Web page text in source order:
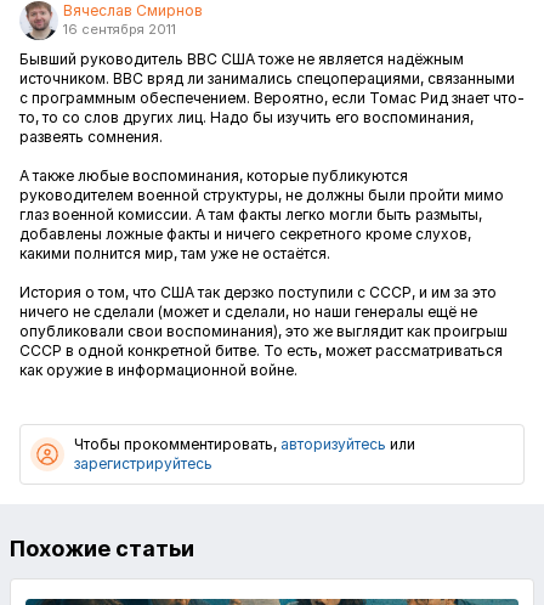
Вячеслав Смирнов
16 сентября 2011
Бывший руководитель ВВС США тоже не является надёжным
источником. ВВС вряд ли занимались спецоперациями, связанными
с программным обеспечением. Вероятно, если Томас Рид знает что-
то, то со слов других лиц. Надо бы изучить его воспоминания,
развеять сомнения.
А также любые воспоминания, которые публикуются
руководителем военной структуры, не должны были пройти мимо
глаз военной комиссии. А там факты легко могли быть размыты,
добавлены ложные факты и ничего секретного кроме слухов,
какими полнится мир, там уже не остаётся.
История о том, что США так дерзко поступили с СССР, и им за это
ничего не сделали (может и сделали, но наши генералы ещё не
опубликовали свои воспоминания), это же выглядит как проигрыш
СССР в одной конкретной битве. То есть, может рассматриваться
как оружие в информационной войне.
Чтобы прокомментировать, авторизуйтесь или
зарегистрируйтесь
Похожие статьи